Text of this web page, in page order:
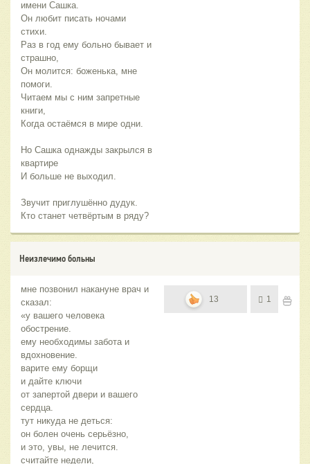
имени Сашка.
Он любит писать ночами
стихи.
Раз в год ему больно бывает и
страшно,
Он молится: боженька, мне
помоги.
Читаем мы с ним запретные
книги,
Когда остаёмся в мире одни.
Но Сашка однажды закрылся в
квартире
И больше не выходил.
Звучит приглушённо дудук.
Кто станет четвёртым в ряду?
Неизлечимо больны
мне позвонил накануне врач и
сказал:
«у вашего человека
обострение.
ему необходимы забота и
вдохновение.
варите ему борщи
и дайте ключи
от запертой двери и вашего
сердца.
тут никуда не деться:
он болен очень серьёзно,
и это, увы, не лечится.
считайте недели,
13 1